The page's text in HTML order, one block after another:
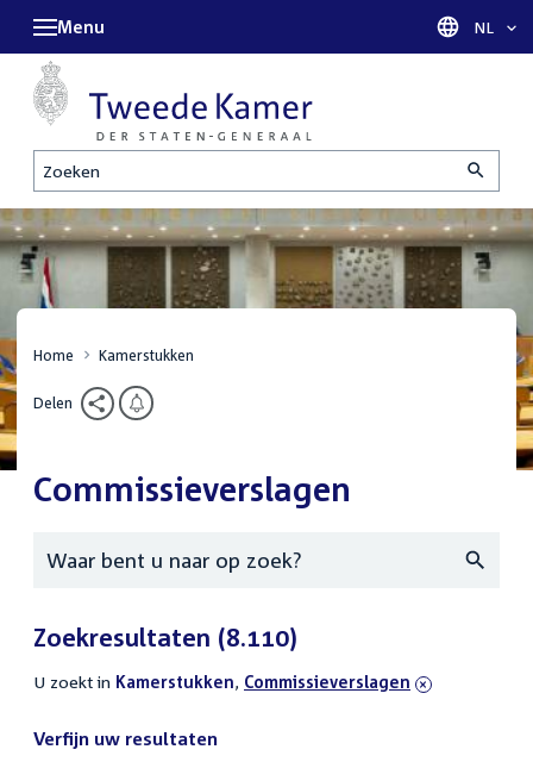
Zoeken
Menu Taal
NL
Home Kamerstukken
Delen
Commissieverslagen
Zoeken
Zoekresultaten (8.110)
U zoekt in actieve
Kamerstukken, verwijder
Commissieverslagen
Verfijn uw resultaten